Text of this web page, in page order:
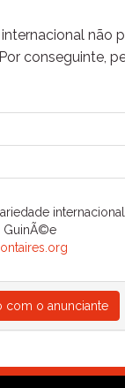
não
conseguinte,
internacional
GuinÃ©e
com o anunciante